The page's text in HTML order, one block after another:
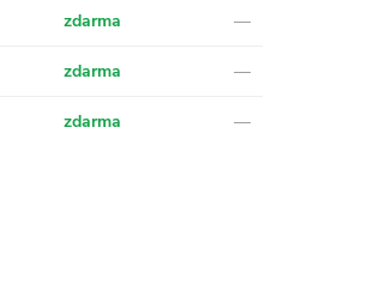
zdarma —
zdarma —
zdarma —